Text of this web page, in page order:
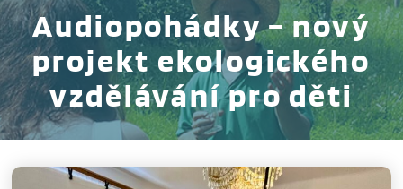
Audiopohádky – nový
projekt ekologického
vzdělávání pro děti